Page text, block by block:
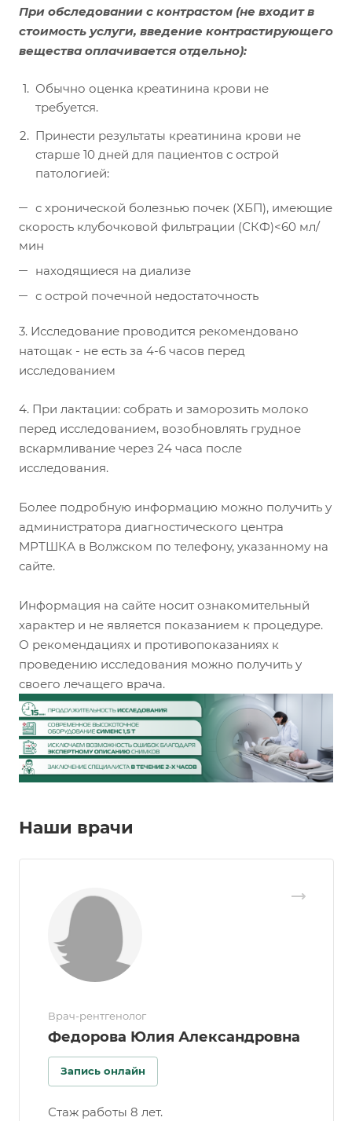
При обследовании с контрастом (не входит в
стоимость услуги, введение контрастирующего
вещества оплачивается отдельно):
Обычно оценка креатинина крови не
требуется.
Принести результаты креатинина крови не
старше 10 дней для пациентов с острой
патологией:
с хронической болезнью почек (ХБП), имеющие
скорость клубочковой фильтрации (СКФ)<60 мл/
мин
находящиеся на диализе
с острой почечной недостаточность
3. Исследование проводится рекомендовано
натощак - не есть за 4-6 часов перед
исследованием
4. При лактации: собрать и заморозить молоко
перед исследованием, возобновлять грудное
вскармливание через 24 часа после
исследования.
Более подробную информацию можно получить у
администратора диагностического центра
МРТШКА в Волжском по телефону, указанному на
сайте.
Информация на сайте носит ознакомительный
характер и не является показанием к процедуре.
О рекомендациях и противопоказаниях к
проведению исследования можно получить у
своего лечащего врача.
Наши врачи
Врач-рентгенолог
Федорова Юлия Александровна
Запись онлайн
Стаж работы 8 лет.